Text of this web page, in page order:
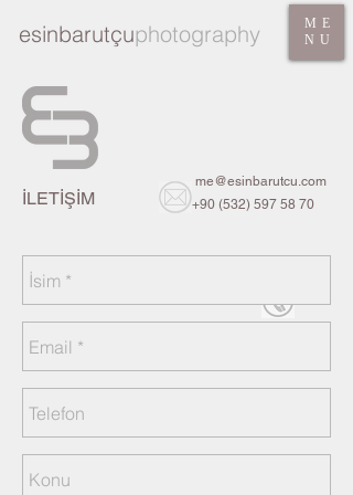
esinbarutçuphotography
ME
NU
İLETİŞİM
me@esinbarutcu.com
+90 (532) 597 58 70